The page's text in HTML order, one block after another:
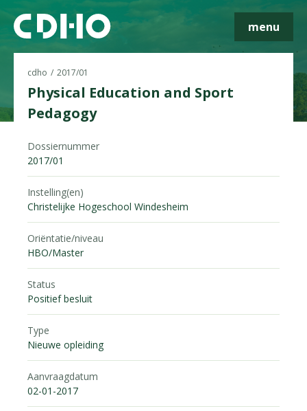
menu
cdho 2017/01
Physical Education and Sport
Pedagogy
Dossiernummer
2017/01
Instelling(en)
Christelijke Hogeschool Windesheim
Oriëntatie/niveau
HBO/Master
Status
Positief besluit
Type
Nieuwe opleiding
Aanvraagdatum
02-01-2017